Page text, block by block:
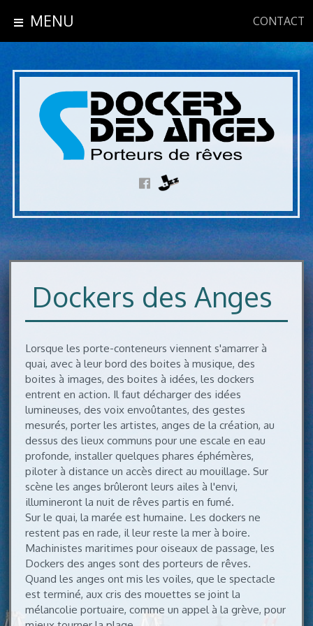
CONTACT
MENU
Dockers des Anges
Lorsque les porte-conteneurs viennent s'amarrer à
quai, avec à leur bord des boites à musique, des
boites à images, des boites à idées, les dockers
entrent en action. Il faut décharger des idées
lumineuses, des voix envoûtantes, des gestes
mesurés, porter les artistes, anges de la création, au
dessus des lieux communs pour une escale en eau
profonde, installer quelques phares éphémères,
piloter à distance un accès direct au mouillage. Sur
scène les anges brûleront leurs ailes à l'envi,
illumineront la nuit de rêves partis en fumé.
Sur le quai, la marée est humaine. Les dockers ne
restent pas en rade, il leur reste la mer à boire.
Machinistes maritimes pour oiseaux de passage, les
Dockers des anges sont des porteurs de rêves.
Quand les anges ont mis les voiles, que le spectacle
est terminé, aux cris des mouettes se joint la
mélancolie portuaire, comme un appel à la grève, pour